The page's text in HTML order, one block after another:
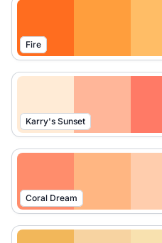
Fire
Karry's Sunset
Coral Dream